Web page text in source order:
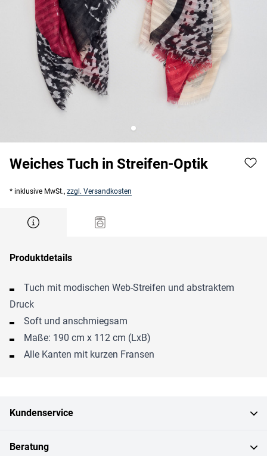
Weiches Tuch in Streifen-Optik
* inklusive MwSt., zzgl. Versandkosten
Produktdetails
Tuch mit modischen Web-Streifen und abstraktem
Druck
Soft und anschmiegsam
Maße: 190 cm x 112 cm (LxB)
Alle Kanten mit kurzen Fransen
Kundenservice
Beratung